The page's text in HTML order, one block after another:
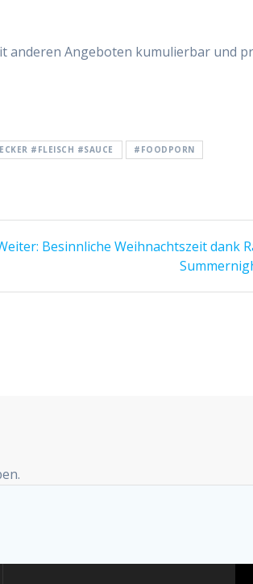
anderen Angeboten kumulierbar und
#FLEISCH #SAUCE
#FOODPORN
Nächster
Besinnliche Weihnachtszeit dank